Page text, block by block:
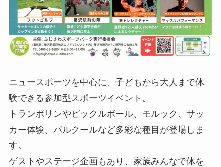
ニュースポーツを中心に、子どもから大人まで体
験できる参加型スポーツイベント。
トランポリンやピックルボール、モルック、サッ
カー体験、パルクールなど多彩な種目が登場しま
す。
ゲストやステージ企画もあり、家族みんなで体を